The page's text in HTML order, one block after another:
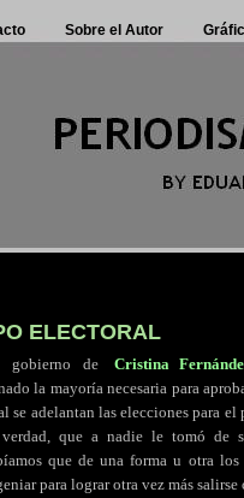
Sobre el Autor
ELECTORAL
gobierno de Cristina
la mayoría necesaria para
se adelantan las elecciones para
que a nadie le tomó de
que de una forma u otra los
para lograr otra vez más salirse